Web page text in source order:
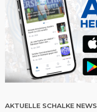
AKTUELLE SCHALKE NEWS